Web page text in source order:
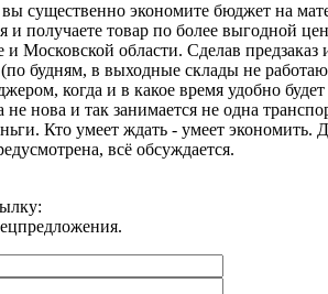
вы существенно экономите бюджет на
и получаете товар по более выгодной
и Московской области. Сделав предзаказ
будням, в выходные склады не
когда и в какое время удобно будет
не нова и так занимается не одна
Кто умеет ждать - умеет экономить.
всё обсуждается.